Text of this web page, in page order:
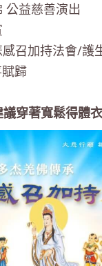
公益慈善演出
召加持法會/護
歸
穿著寬鬆得體